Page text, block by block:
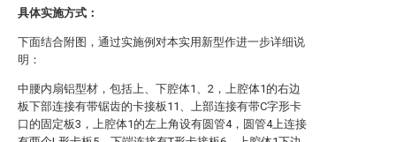
具体实施方式：
下面结合附图，通过实施例对本实用新型作进一步详细说
明：
中腰内扇铝型材，包括上、下腔体1、2，上腔体1的右边
板下部连接有带锯齿的卡接板11、上部连接有带C字形卡
口的固定板3，上腔体1的左上角设有圆管4，圆管4上连接